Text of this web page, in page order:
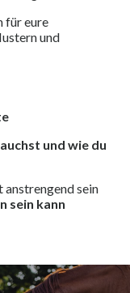
für eure
und
und wie du
anstrengend sein
sein kann